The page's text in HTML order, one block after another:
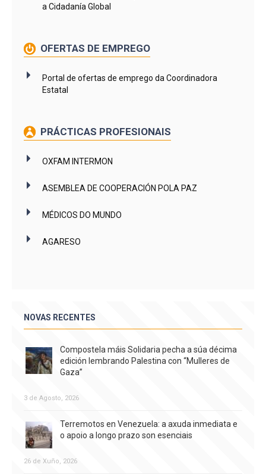
a Cidadanía Global
OFERTAS DE EMPREGO
Portal de ofertas de emprego da Coordinadora
Estatal
PRÁCTICAS PROFESIONAIS
OXFAM INTERMON
ASEMBLEA DE COOPERACIÓN POLA PAZ
MÉDICOS DO MUNDO
AGARESO
NOVAS RECENTES
Compostela máis Solidaria pecha a súa décima
edición lembrando Palestina con “Mulleres de
Gaza”
3 de Agosto, 2026
Terremotos en Venezuela: a axuda inmediata e
o apoio a longo prazo son esenciais
26 de Xuño, 2026